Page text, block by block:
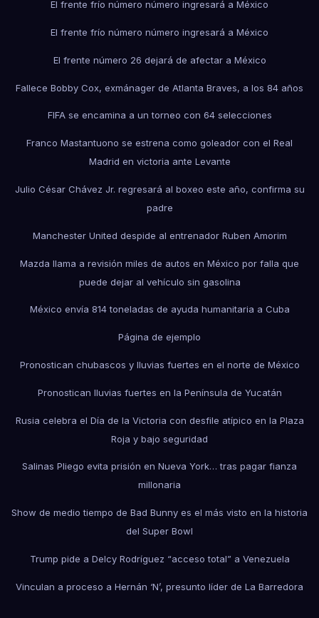
El frente frío número número ingresará a México
El frente frío número número ingresará a México
El frente número 26 dejará de afectar a México
Fallece Bobby Cox, exmánager de Atlanta Braves, a los 84 años
FIFA se encamina a un torneo con 64 selecciones
Franco Mastantuono se estrena como goleador con el Real
Madrid en victoria ante Levante
Julio César Chávez Jr. regresará al boxeo este año, confirma su
padre
Manchester United despide al entrenador Ruben Amorim
Mazda llama a revisión miles de autos en México por falla que
puede dejar al vehículo sin gasolina
México envía 814 toneladas de ayuda humanitaria a Cuba
Página de ejemplo
Pronostican chubascos y lluvias fuertes en el norte de México
Pronostican lluvias fuertes en la Península de Yucatán
Rusia celebra el Día de la Victoria con desfile atípico en la Plaza
Roja y bajo seguridad
Salinas Pliego evita prisión en Nueva York… tras pagar fianza
millonaria
Show de medio tiempo de Bad Bunny es el más visto en la historia
del Super Bowl
Trump pide a Delcy Rodríguez “acceso total” a Venezuela
Vinculan a proceso a Hernán ‘N’, presunto líder de La Barredora